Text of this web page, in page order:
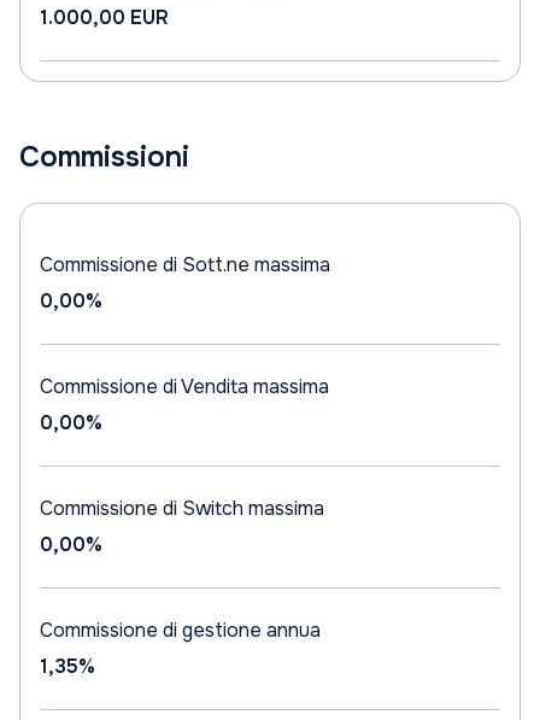
1.000,00 EUR
Commissioni
Commissione di Sott.ne massima
0,00%
Commissione di Vendita massima
0,00%
Commissione di Switch massima
0,00%
Commissione di gestione annua
1,35%